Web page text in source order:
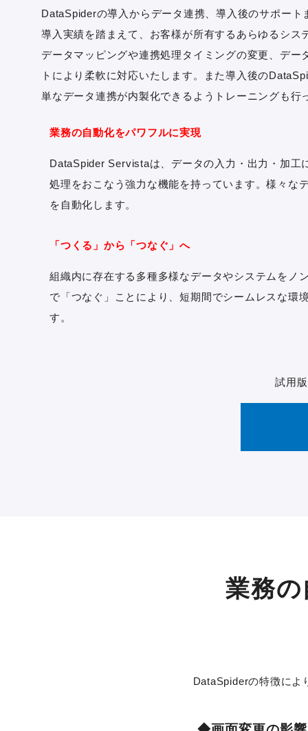
DataSpiderの導入からデータ連携、導入後のサポー
導入実績を踏まえて、お客様が所有するあらゆるシ
データマッピングや連携処理タイミングの変更、デ
トにより柔軟に対応いたします。また導入後の
単なデータ連携が内製化できるようトレーニングも行
業務の自動化をパワフルに実現
DataSpider Servistaは、データの入力・出力・加工
処理をおこなう強力な機能を持っています。様々な
を自動化します。
「つくる」から「つなぐ」へ
組織内に存在する多種多様なデータやシステムをノ
で「つなぐ」ことにより、短期間でシームレスな環
す。
試用
業務
DataSpiderの特徴によ